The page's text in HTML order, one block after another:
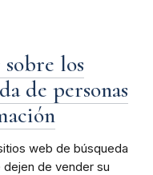
los
de personas
web de búsqueda
de vender su